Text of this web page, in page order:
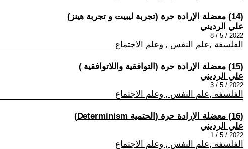
(14) معضلة الإرادة حرة (تجربة ليبيت و تجربة هينز)
علي الرديني
2022 / 5 / 8
الفلسفة ,علم النفس , وعلم الاجتماع
(15) معضلة الإرادة حرة (التوافقية واللاتوافقية )
علي الرديني
2022 / 5 / 3
الفلسفة ,علم النفس , وعلم الاجتماع
(16) معضلة الإرادة حرة (الحتمية Determinism)
علي الرديني
2022 / 5 / 1
الفلسفة ,علم النفس , وعلم الاجتماع